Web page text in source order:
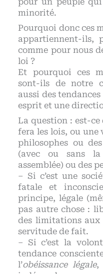
minorité.
Pourquoi donc ces
appartiennent-ils,
comme pour nous
loi ?
Et pourquoi ces
sont-ils de notre
aussi des
esprit et une
La question : est-ce
fera les lois, ou une
philosophes ou
(avec ou sans la
assemblée) ou des
– Si c’est une
fatale et
principe, légale
pas autre chose :
des limitations aux
servitude de fait.
– Si c’est la
tendance
l’obéissance légale,